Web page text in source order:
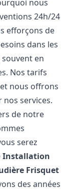
nous
24h/24
efforçons de
dans les
en
Nos tarifs
nous offrons
nos services.
de notre
serez
Installation
Frisquet
des années